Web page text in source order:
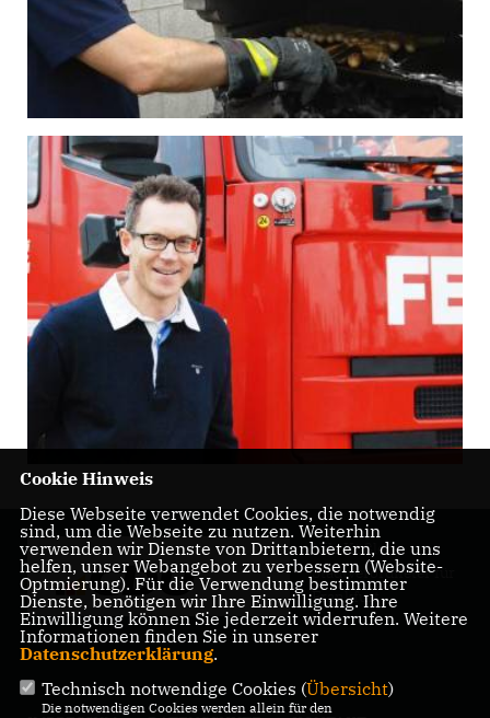
Nils Kößler -
Stadtverordneter für
Frankfurt
Cookie Hinweis
Diese Webseite verwendet Cookies, die notwendig
sind, um die Webseite zu nutzen. Weiterhin
verwenden wir Dienste von Drittanbietern, die uns
helfen, unser Webangebot zu verbessern (Website-
Optmierung). Für die Verwendung bestimmter
Dienste, benötigen wir Ihre Einwilligung. Ihre
Einwilligung können Sie jederzeit widerrufen. Weitere
Informationen finden Sie in unserer
Datenschutzerklärung.
Technisch notwendige Cookies (Übersicht)
Die notwendigen Cookies werden allein für den